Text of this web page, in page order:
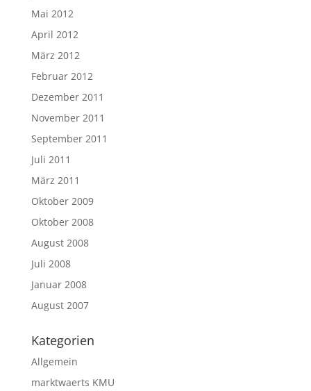
Mai 2012
April 2012
März 2012
Februar 2012
Dezember 2011
November 2011
September 2011
Juli 2011
März 2011
Oktober 2009
Oktober 2008
August 2008
Juli 2008
Januar 2008
August 2007
Kategorien
Allgemein
marktwaerts KMU